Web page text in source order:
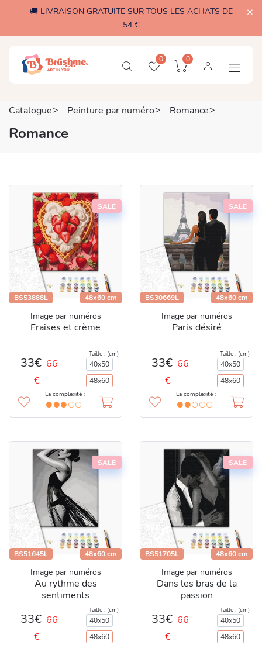
🚚 LIVRAISON GRATUITE SUR TOUS LES ACHATS DE
54 €
0 0
Catalogue Peinture par numéro Romance
Romance
SALE
BS53888L 48x60 cm
Image par numéros
Fraises et crème
33€ 66
€
Taille : (cm)
40x50
48x60
La complexité :
SALE
BS30669L 48x60 cm
Image par numéros
Paris désiré
33€ 66
€
Taille : (cm)
40x50
48x60
La complexité :
SALE
BS51645L 48x60 cm
Image par numéros
Au rythme des
sentiments
33€ 66
€
Taille : (cm)
40x50
48x60
SALE
BS51705L 48x60 cm
Image par numéros
Dans les bras de la
passion
33€ 66
€
Taille : (cm)
40x50
48x60